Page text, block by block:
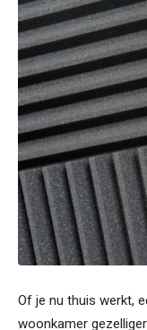
Of je nu thuis werkt,
woonkamer